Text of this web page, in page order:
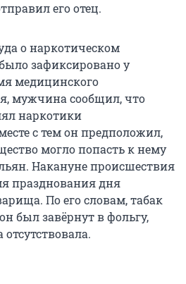
его отец.
о наркотическом
зафиксировано у
медицинского
мужчина сообщил, что
наркотики
с тем он предположил,
могло попасть к нему
Накануне происшествия
празднования дня
По его словам, табак
был завёрнут в фольгу,